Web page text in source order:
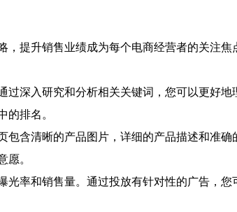
提升销售业绩成为每个电商经营者的关注
深入研究和分析相关关键词，您可以更好
的排名。
含清晰的产品图片，详细的产品描述和准
愿。
率和销售量。通过投放有针对性的广告，